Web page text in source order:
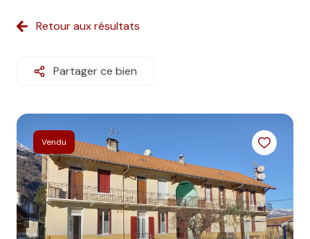
EXCLUSIVITÉS
ESTIMATION
NOUS
CONTACTER
NOS
BIENS
VENDUS
ALERTE
Retour aux résultats
Partager ce bien
Vendu